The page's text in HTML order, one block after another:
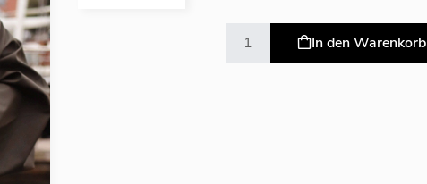
In den Warenkorb